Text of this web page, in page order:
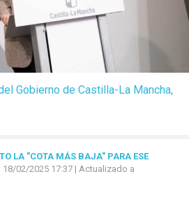
Gobierno de Castilla-La Mancha,
LA "COTA MÁS BAJA" PARA ESE
18/02/2025 17:37 | Actualizado a